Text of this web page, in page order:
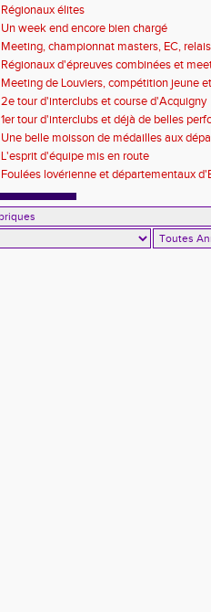
Régionaux élites
Un week end encore bien chargé
Meeting, championnat masters, EC,
Régionaux d'épreuves combinées et
Meeting de Louviers, compétition jeune
2e tour d'interclubs et course d'Acquigny
1er tour d'interclubs et déjà de belles
Une belle moisson de médailles aux
foulées pintervillaises)
L'esprit d'équipe mis en route
Foulées lovérienne et départementaux